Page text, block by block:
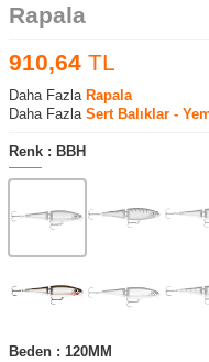
Rapala
910,64 TL
Daha Fazla Rapala
Daha Fazla Sert Balıklar -
Renk : BBH
Beden : 120MM